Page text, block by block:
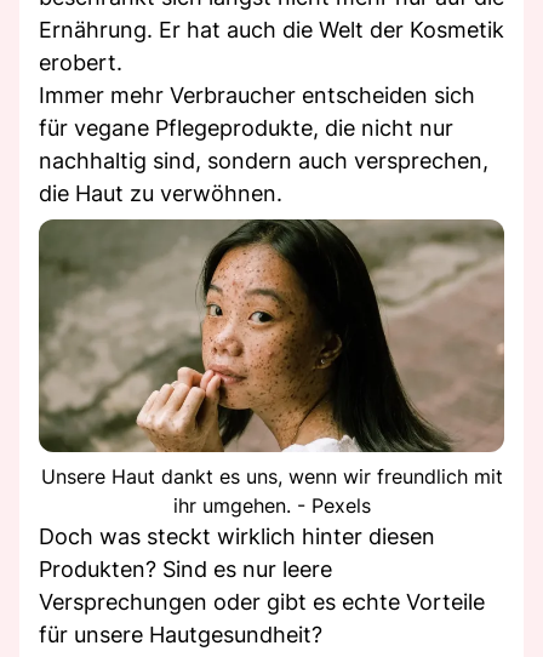
Ernährung. Er hat auch die Welt der Kosmetik
erobert.
Immer mehr Verbraucher entscheiden sich
für vegane Pflegeprodukte, die nicht nur
nachhaltig sind, sondern auch versprechen,
die Haut zu verwöhnen.
Unsere Haut dankt es uns, wenn wir freundlich mit
ihr umgehen. - Pexels
Doch was steckt wirklich hinter diesen
Produkten? Sind es nur leere
Versprechungen oder gibt es echte Vorteile
für unsere Hautgesundheit?